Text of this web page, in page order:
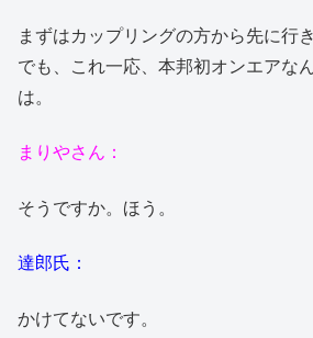
まずはカップリングの方から先に行
でも、これ一応、本邦初オンエアな
は。
まりやさん：
そうですか。ほう。
達郎氏：
かけてないです。